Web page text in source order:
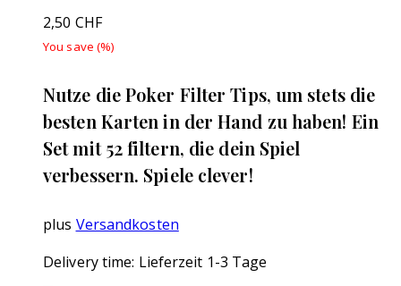
2,50 CHF
You save (%)
Nutze die Poker Filter Tips, um stets die
besten Karten in der Hand zu haben! Ein
Set mit 52 filtern, die dein Spiel
verbessern. Spiele clever!
plus Versandkosten
Delivery time: Lieferzeit 1-3 Tage